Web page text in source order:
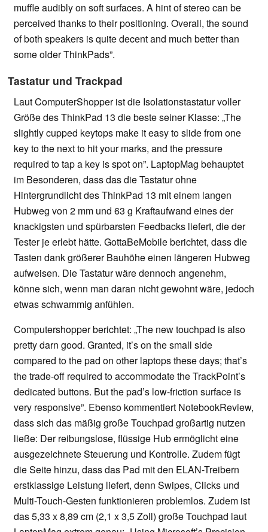
muffle audibly on soft surfaces. A hint of stereo can be
perceived thanks to their positioning. Overall, the sound
of both speakers is quite decent and much better than
some older ThinkPads”.
Tastatur und Trackpad
Laut ComputerShopper ist die Isolationstastatur voller
Größe des ThinkPad 13 die beste seiner Klasse: „The
slightly cupped keytops make it easy to slide from one
key to the next to hit your marks, and the pressure
required to tap a key is spot on”. LaptopMag behauptet
im Besonderen, dass das die Tastatur ohne
Hintergrundlicht des ThinkPad 13 mit einem langen
Hubweg von 2 mm und 63 g Kraftaufwand eines der
knackigsten und spürbarsten Feedbacks liefert, die der
Tester je erlebt hätte. GottaBeMobile berichtet, dass die
Tasten dank größerer Bauhöhe einen längeren Hubweg
aufweisen. Die Tastatur wäre dennoch angenehm,
könne sich, wenn man daran nicht gewohnt wäre, jedoch
etwas schwammig anfühlen.
Computershopper berichtet: „The new touchpad is also
pretty darn good. Granted, it’s on the small side
compared to the pad on other laptops these days; that’s
the trade-off required to accommodate the TrackPoint’s
dedicated buttons. But the pad’s low-friction surface is
very responsive”. Ebenso kommentiert NotebookReview,
dass sich das mäßig große Touchpad großartig nutzen
ließe: Der reibungslose, flüssige Hub ermöglicht eine
ausgezeichnete Steuerung und Kontrolle. Zudem fügt
die Seite hinzu, dass das Pad mit den ELAN-Treibern
erstklassige Leistung liefert, denn Swipes, Clicks und
Multi-Touch-Gesten funktionieren problemlos. Zudem ist
das 5,33 x 8,89 cm (2,1 x 3,5 Zoll) große Touchpad laut